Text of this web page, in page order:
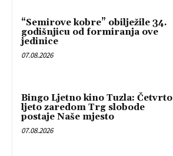
“Semirove kobre” obilježile 34.
godišnjicu od formiranja ove
jedinice
07.08.2026
Bingo Ljetno kino Tuzla: Četvrto
ljeto zaredom Trg slobode
postaje Naše mjesto
07.08.2026